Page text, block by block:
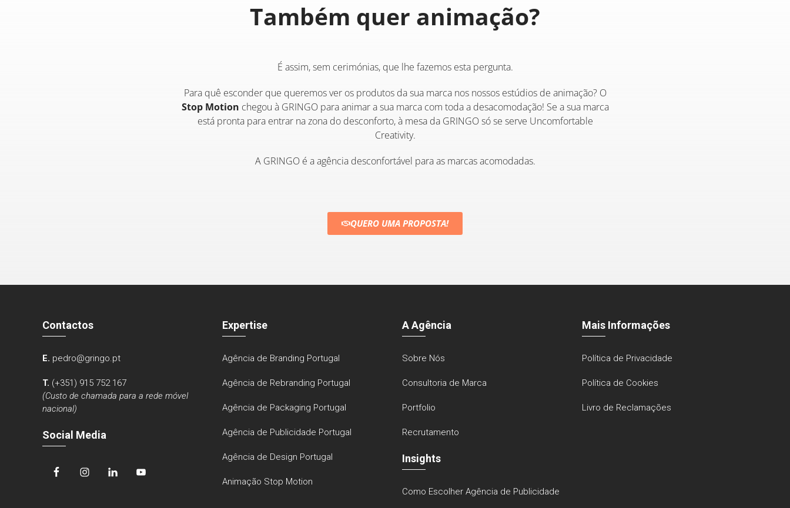
Também quer animação?
É assim, sem cerimónias, que lhe fazemos esta pergunta.
Para quê esconder que queremos ver os produtos da sua marca nos nossos estúdios de animação? O
Stop Motion chegou à GRINGO para animar a sua marca com toda a desacomodação! Se a sua marca
está pronta para entrar na zona do desconforto, à mesa da GRINGO só se serve Uncomfortable
Creativity.
A GRINGO é a agência desconfortável para as marcas acomodadas.
QUERO UMA PROPOSTA!
Contactos
E. pedro@gringo.pt
T. (+351) 915 752 167
(Custo de chamada para a rede móvel
nacional)
Social Media
Expertise
Agência de Branding Portugal
Agência de Rebranding Portugal
Agência de Packaging Portugal
Agência de Publicidade Portugal
Agência de Design Portugal
Animação Stop Motion
A Agência
Sobre Nós
Consultoria de Marca
Portfolio
Recrutamento
Insights
Como Escolher Agência de Publicidade
Mais Informações
Política de Privacidade
Política de Cookies
Livro de Reclamações